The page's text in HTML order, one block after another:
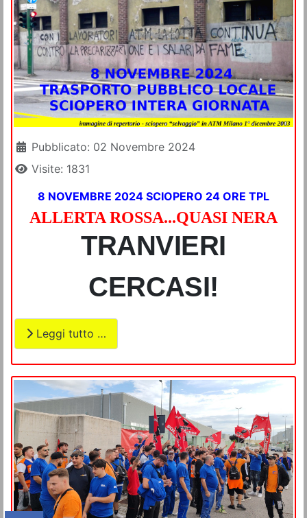
Dettagli
Pubblicato: 02 Novembre 2024
Visite: 1831
8 NOVEMBRE 2024 SCIOPERO 24 ORE TPL
ALLERTA ROSSA...QUASI NERA
TRANVIERI
CERCASI!
Leggi tutto …